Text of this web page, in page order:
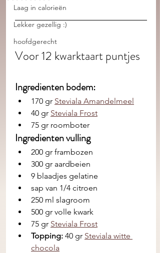
Laag in calorieën
Lekker gezellig :)
hoofdgerecht
Voor 12 kwarktaart puntjes
Ingredienten bodem:
170 gr Steviala Amandelmeel
40 gr Steviala Frost
75 gr roomboter
Ingredienten vulling
200 gr frambozen
300 gr aardbeien
9 blaadjes gelatine
sap van 1/4 citroen
250 ml slagroom
500 gr volle kwark
75 gr Steviala Frost
Topping: 40 gr Steviala witte
chocola